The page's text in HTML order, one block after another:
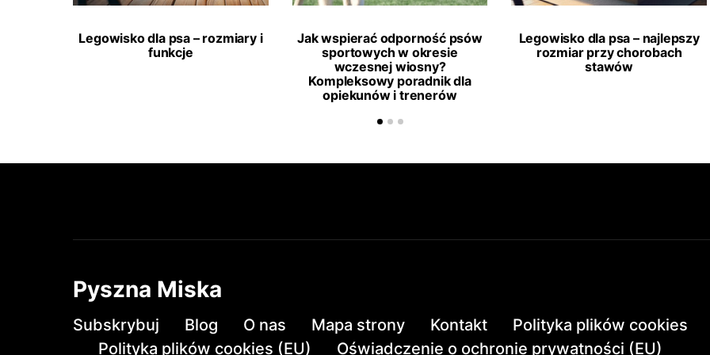
Legowisko dla psa – rozmiary i
funkcje
Jak wspierać odporność psów
sportowych w okresie
wczesnej wiosny?
Kompleksowy poradnik dla
opiekunów i trenerów
Legowisko dla psa – najlepszy
rozmiar przy chorobach
stawów
Pyszna Miska
Subskrybuj Blog O nas Mapa strony Kontakt Polityka plików cookies
Polityka plików cookies (EU)
Oświadczenie o ochronie prywatności (EU)